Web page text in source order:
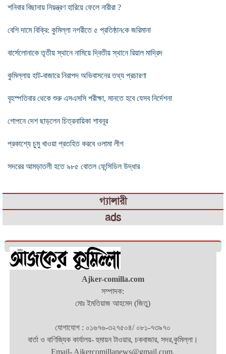
শনিবার বিছানায় নিয়ন্ত্রণ হারিয়ে ফেলে নারীরা ?
বেশি দামে বিক্রি: কু‌মিল্লা নগরীতে ৫ প্রতিষ্ঠান‌কে জ‌রিমানা
বার্সেলোনাকে তৃতীয় স্থানে নামিয়ে দ্বিতীয় স্থানে রিয়াল মাদ্রিদ
কুমিল্লায় হাট-বাজারে নিরাপদ অভিবাসনের তথ্য প্রচারণা
বৃহস্পতিবার থেকে শুরু এসএসসি পরীক্ষা, মানতে হবে যেসব নির্দেশনা
গোপনে দেশ ছাড়লেন চিত্রনায়িকা শাবনূর
প্রকাশ্যে চুমু খাওয়া প্রতহিত করবে ওলামা লীগ
সদরের আমড়াতলী হতে ৯৮৫ বোতল ফেন্সিডিল উদ্ধার
গ্যালারী
ads
Ajker-comilla.com
সম্পাদক:
মোঃ ইমতিয়াজ আহমেদ (জিতু)
যোগাযোগ : ০১৬৭৬-৩২৭৫০৪/ ০৮১-৭৩৯৭০
বার্তা ও বাণিজ্যিক কার্যালয়- হুমায়ন টাওয়ার, চকবাজার, সদর,কুমিল্লা।
Email- Ajkercomillanews@gmail.com.